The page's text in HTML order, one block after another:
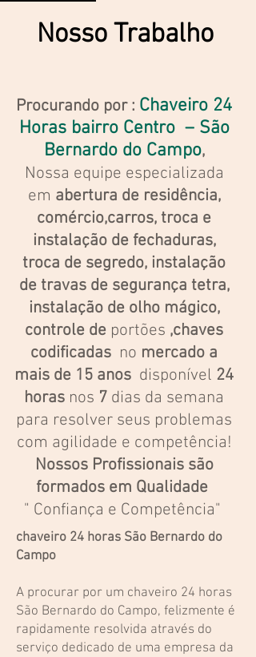
Nosso Trabalho
Procurando por : Chaveiro 24
Horas bairro Centro – São
Bernardo do Campo,
Nossa equipe especializada
em abertura de residência,
comércio,carros, troca e
instalação de fechaduras,
troca de segredo, instalação
de travas de segurança tetra,
instalação de olho mágico,
controle de portões ,chaves
codificadas no mercado a
mais de 15 anos disponível 24
horas nos 7 dias da semana
para resolver seus problemas
com agilidade e competência!
Nossos Profissionais são
formados em Qualidade
" Confiança e Competência"
chaveiro 24 horas São Bernardo do
Campo
A procurar por um chaveiro 24 horas
São Bernardo do Campo, felizmente é
rapidamente resolvida através do
serviço dedicado de uma empresa da